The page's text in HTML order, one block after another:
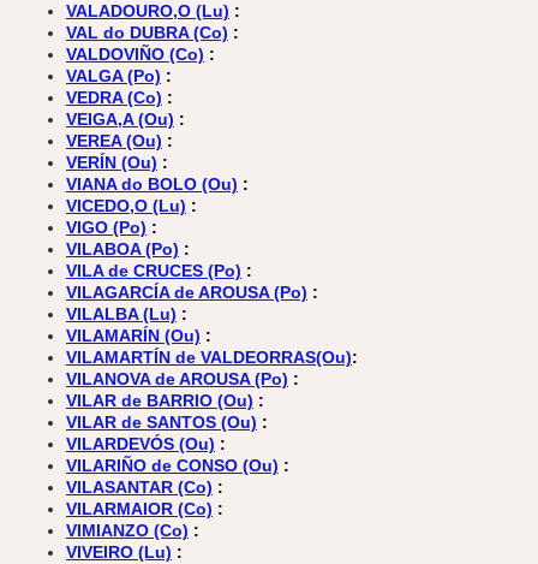
VALADOURO,O (Lu) :
VAL do DUBRA (Co) :
VALDOVIÑO (Co) :
VALGA (Po) :
VEDRA (Co) :
VEIGA,A (Ou) :
VEREA (Ou) :
VERÍN (Ou) :
VIANA do BOLO (Ou) :
VICEDO,O (Lu) :
VIGO (Po) :
VILABOA (Po) :
VILA de CRUCES (Po) :
VILAGARCÍA de AROUSA (Po) :
VILALBA (Lu) :
VILAMARÍN (Ou) :
VILAMARTÍN de VALDEORRAS(Ou):
VILANOVA de AROUSA (Po) :
VILAR de BARRIO (Ou) :
VILAR de SANTOS (Ou) :
VILARDEVÓS (Ou) :
VILARIÑO de CONSO (Ou) :
VILASANTAR (Co) :
VILARMAIOR (Co) :
VIMIANZO (Co) :
VIVEIRO (Lu) :